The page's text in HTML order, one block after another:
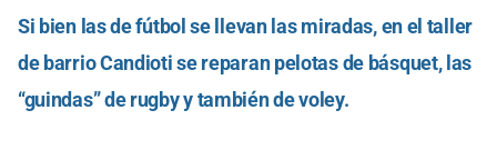
Si bien las de fútbol se llevan las miradas, en el taller
de barrio Candioti se reparan pelotas de básquet, las
“guindas” de rugby y también de voley.